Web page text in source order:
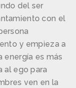
del ser
con el
y empieza a
energía es más
al ego para
ven en la